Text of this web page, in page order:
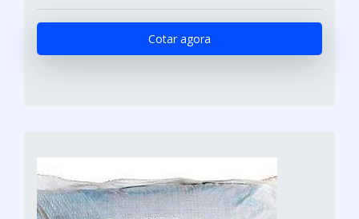
Cotar agora